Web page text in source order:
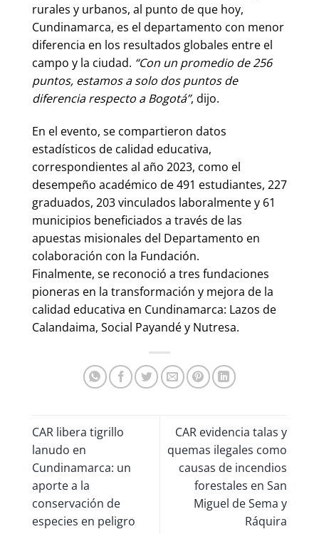
rurales y urbanos, al punto de que hoy,
Cundinamarca, es el departamento con menor
diferencia en los resultados globales entre el
campo y la ciudad. “Con un promedio de 256
puntos, estamos a solo dos puntos de
diferencia respecto a Bogotá”, dijo.
En el evento, se compartieron datos
estadísticos de calidad educativa,
correspondientes al año 2023, como el
desempeño académico de 491 estudiantes, 227
graduados, 203 vinculados laboralmente y 61
municipios beneficiados a través de las
apuestas misionales del Departamento en
colaboración con la Fundación.
Finalmente, se reconoció a tres fundaciones
pioneras en la transformación y mejora de la
calidad educativa en Cundinamarca: Lazos de
Calandaima, Social Payandé y Nutresa.
CAR libera tigrillo
lanudo en
Cundinamarca: un
aporte a la
conservación de
especies en peligro
CAR evidencia talas y
quemas ilegales como
causas de incendios
forestales en San
Miguel de Sema y
Ráquira